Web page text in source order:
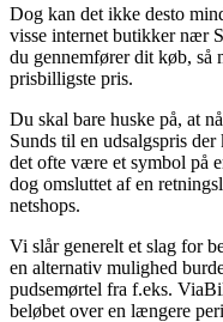
Dog kan det ikke desto
visse internet butikker nær
du gennemfører dit køb, så
prisbilligste pris.
Du skal bare huske på, at
Sunds til en udsalgspris
det ofte være et symbol på
dog omsluttet af en
netshops.
Vi slår generelt et slag for
en alternativ mulighed
pudsemørtel fra f.eks.
beløbet over en længere